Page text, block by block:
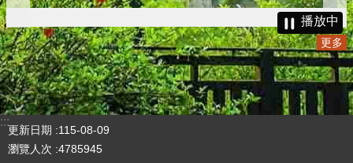
播放中
更多
:::
更新日期
115-08-09
瀏覽人次 4785945